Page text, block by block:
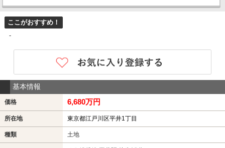
ここがおすすめ！
-
基本情報
価格 6,680万円
所在地 東京都江戸川区平井1丁目
種類 土地